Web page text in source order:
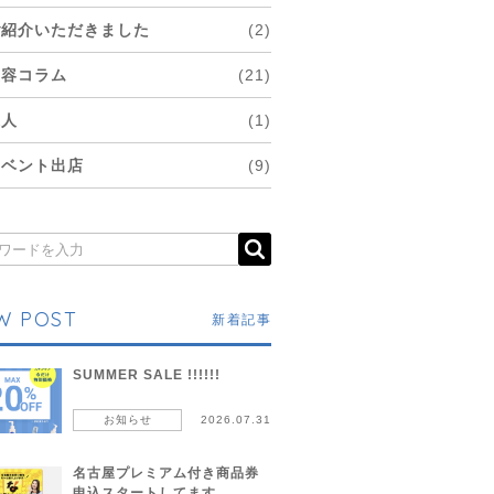
介いただきました (2)
コラム (21)
(1)
ント出店 (9)
POST 新着記事
SUMMER SALE !!!!!!
お知らせ 2026.07.31
名古屋プレミアム付き商品券